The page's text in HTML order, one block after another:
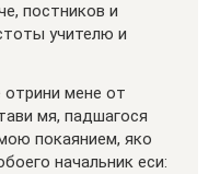
постников и
учителю и
мене от
мя, падшагося
покаянием, яко
начальник еси: